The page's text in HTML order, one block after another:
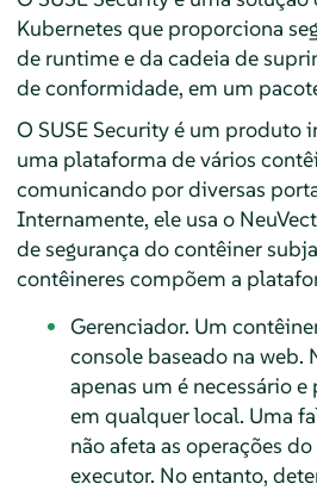
Kubernetes que proporciona
de runtime e da cadeia de
de conformidade, em um
O SUSE Security é um produto
uma plataforma de vários
comunicando por diversas
Internamente, ele usa o
de segurança do contêiner
contêineres compõem a
Gerenciador. Um
console baseado na web.
apenas um é necessário
em qualquer local. Uma
não afeta as operações
executor. No entanto,